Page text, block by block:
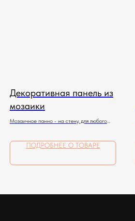
Декоративная панель из
мозаики
Мозаичное панно - на стену, для любого
ПОДРОБНЕЕ О ТОВАРЕ